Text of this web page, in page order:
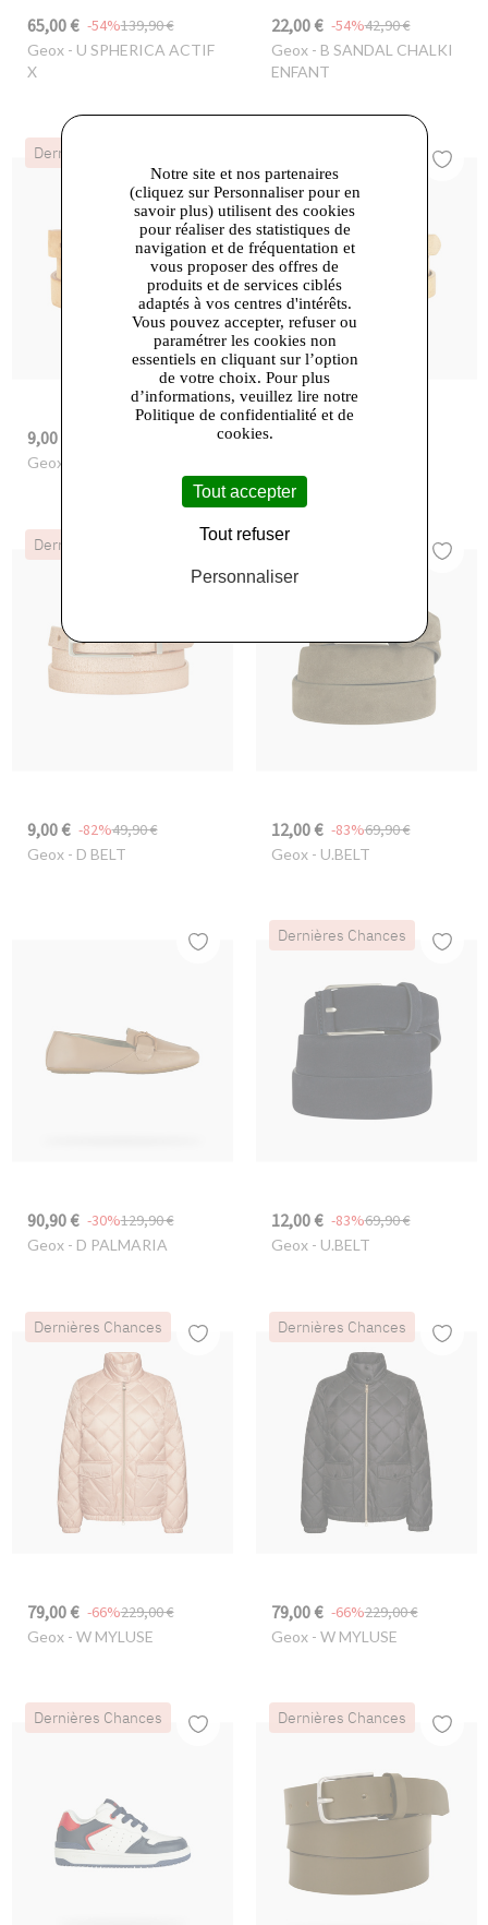
65,00 € 139,90 €
-54%
Geox- U SPHERICA ACTIF
X
22,00 € 42,90 €
-54%
Geox- B SANDAL CHALKI
ENFANT
Dernières Chances
9,00 €
Geox
9,00 €
Dernières Chances
9,00 € 49,90 €
-82%
Geox- D BELT
Dernières Chances
12,00 € 69,90 €
-83%
Geox- U.BELT
90,90 € 129,90 €
-30%
Geox- D PALMARIA
Dernières Chances
12,00 € 69,90 €
-83%
Geox- U.BELT
Dernières Chances
79,00 € 229,00 €
-66%
Geox- W MYLUSE
Dernières Chances
79,00 € 229,00 €
-66%
Geox- W MYLUSE
Dernières Chances Dernières Chances
Notre site et nos partenaires
(cliquez sur Personnaliser pour en
savoir plus) utilisent des cookies
pour réaliser des statistiques de
navigation et de fréquentation et
vous proposer des offres de
produits et de services ciblés
adaptés à vos centres d'intérêts.
Vous pouvez accepter, refuser ou
paramétrer les cookies non
essentiels en cliquant sur l’option
de votre choix. Pour plus
d’informations, veuillez lire notre
Politique de confidentialité et de
cookies.
Tout accepter
Tout refuser
Personnaliser